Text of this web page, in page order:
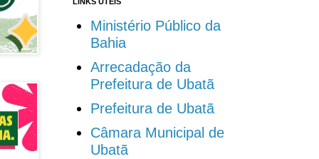
Ministério Público da
Bahia
Arrecadação da
Prefeitura de Ubatã
Prefeitura de Ubatã
Câmara Municipal de
Ubatã